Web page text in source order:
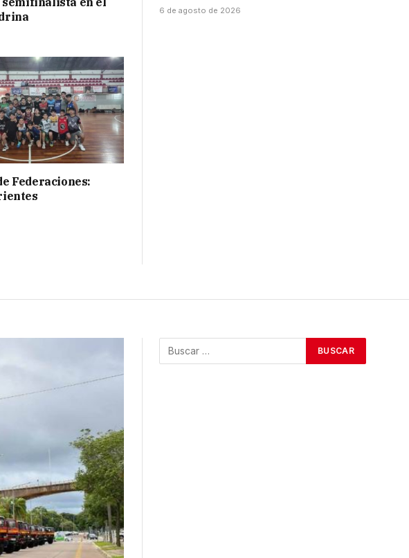
Federaciones:
6 de agosto de 2026